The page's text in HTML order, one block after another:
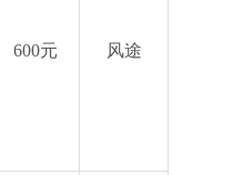
600元 风途